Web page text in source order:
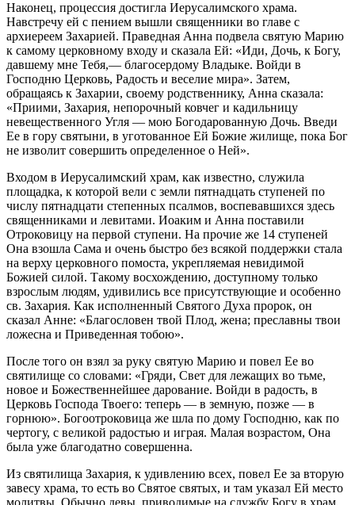
Наконец, процессия достигла Иерусалимского храма.
Навстречу ей с пением вышли священники во главе с
архиереем Захарией. Праведная Анна подвела святую Марию
к самому церковному входу и сказала Ей: «Иди, Дочь, к Богу,
давшему мне Тебя,— благосердому Владыке. Войди в
Господню Церковь, Радость и веселие мира». Затем,
обращаясь к Захарии, своему родственнику, Анна сказала:
«Приими, Захария, непорочный ковчег и кадильницу
невещественного Угля — мою Богодарованную Дочь. Введи
Ее в гору святыни, в уготованное Ей Божие жилище, пока Бог
не изволит совершить определенное о Ней».
Входом в Иерусалимский храм, как известно, служила
площадка, к которой вели с земли пятнадцать ступеней по
числу пятнадцати степенных псалмов, воспевавшихся здесь
священниками и левитами. Иоаким и Анна поставили
Отроковицу на первой ступени. На прочие же 14 ступеней
Она взошла Сама и очень быстро без всякой поддержки стала
на верху церковного помоста, укрепляемая невидимой
Божией силой. Такому восхождению, доступному только
взрослым людям, удивились все присутствующие и особенно
св. Захария. Как исполненный Святого Духа пророк, он
сказал Анне: «Благословен твой Плод, жена; преславны твои
ложесна и Приведенная тобою».
После того он взял за руку святую Марию и повел Ее во
святилище со словами: «Гряди, Свет для лежащих во тьме,
новое и Божественнейшее дарование. Войди в радость, в
Церковь Господа Твоего: теперь — в земную, позже — в
горнюю». Богоотроковица же шла по дому Господню, как по
чертогу, с великой радостью и играя. Малая возрастом, Она
была уже благодатно совершенна.
Из святилища Захария, к удивлению всех, повел Ее за вторую
завесу храма, то есть во Святое святых, и там указал Ей место